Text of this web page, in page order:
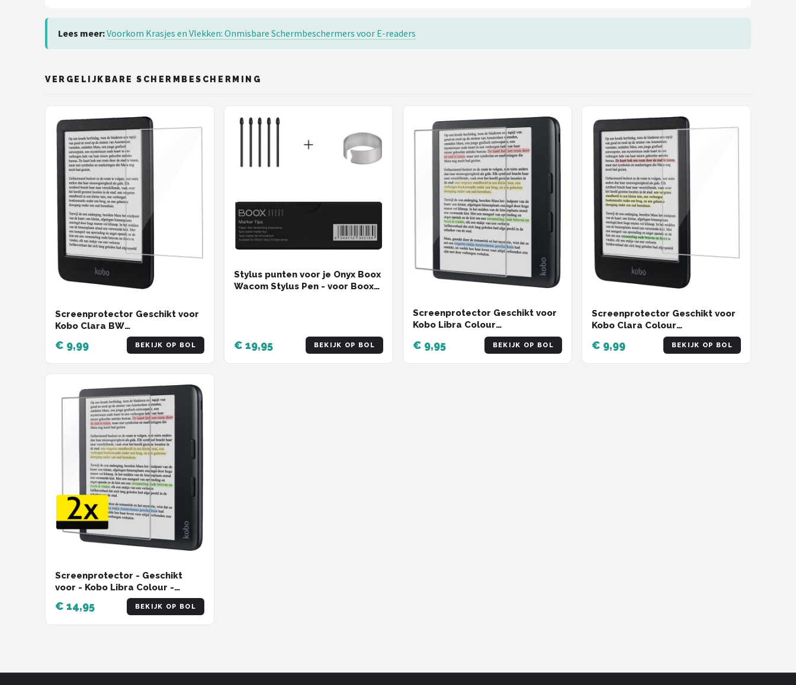
Lees meer:Voorkom Krasjes en Vlekken: Onmisbare Schermbeschermers voor E-readers
VERGELIJKBARE SCHERMBESCHERMING
Screenprotector Geschikt voor
Kobo Clara BW
Screenprotector Tempered
Glass - Screenprotector
Geschikt voor Kobo Clara BW
Screen Protector
€ 9,99 BEKIJK OP BOL
Stylus punten voor je Onyx Boox
Wacom Stylus Pen - voor Boox
€ 19,95 BEKIJK OP BOL
Screenprotector Geschikt voor
Kobo Libra Colour
Screenprotector Gehard Glas
Tempered Glass -
€ 9,95 BEKIJK OP BOL
Screenprotector Geschikt voor
Kobo Clara Colour
Screenprotector Tempered
Glass - Screenprotector
Geschikt voor Kobo Clara
€ 9,99 BEKIJK OP BOL
Screenprotector - Geschikt
voor - Kobo Libra Colour -
Screenprotector Bescherm
Glas Gehard Screen Protector -
2 Stuks
€ 14,95 BEKIJK OP BOL